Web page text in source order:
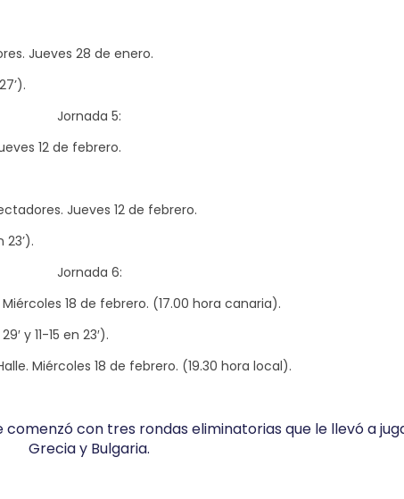
Jueves 28 de enero.
Jornada 5:
12 de febrero.
Jueves 12 de febrero.
Jornada 6:
18 de febrero. (17.00 hora canaria).
y 11-15 en 23′).
Miércoles 18 de febrero. (19.30 hora local).
comenzó con tres rondas eliminatorias que le llevó a
Grecia y Bulgaria.